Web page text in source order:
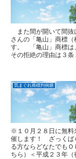
また間が開いて間
さんの「亀山」商標
す。 「亀山」商標は
その拒絶の理由は３条
気まぐれ商標判例膳
※１０月２８日に無料
催します！ ざっくば
る方ならどなたでも
ちら）＜平成２３年